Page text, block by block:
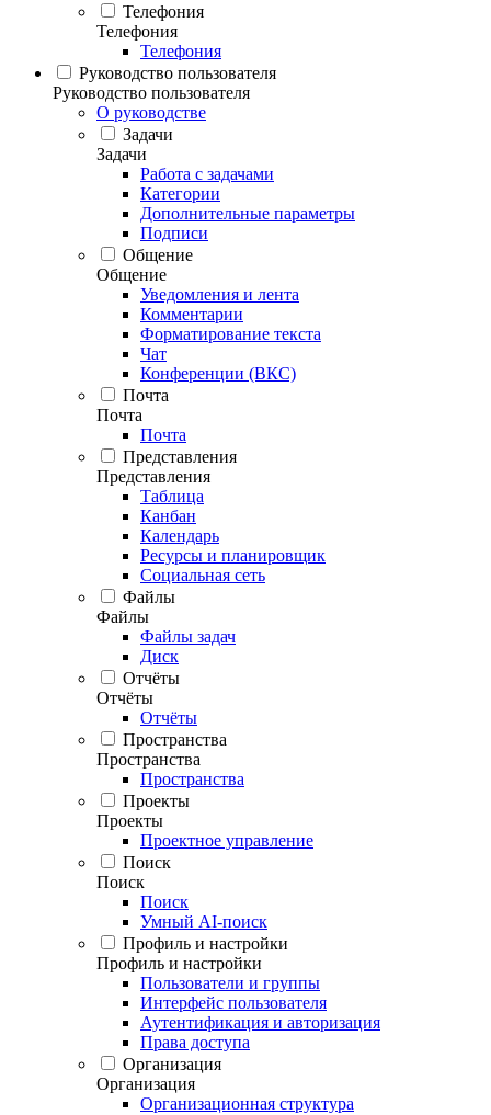
Телефония
Телефония
Телефония
Руководство пользователя
Руководство пользователя
О руководстве
Задачи
Задачи
Работа с задачами
Категории
Дополнительные параметры
Подписи
Общение
Общение
Уведомления и лента
Комментарии
Форматирование текста
Чат
Конференции (ВКС)
Почта
Почта
Почта
Представления
Представления
Таблица
Канбан
Календарь
Ресурсы и планировщик
Социальная сеть
Файлы
Файлы
Файлы задач
Диск
Отчёты
Отчёты
Отчёты
Пространства
Пространства
Пространства
Проекты
Проекты
Проектное управление
Поиск
Поиск
Поиск
Умный AI-поиск
Профиль и настройки
Профиль и настройки
Пользователи и группы
Интерфейс пользователя
Аутентификация и авторизация
Права доступа
Организация
Организация
Организационная структура